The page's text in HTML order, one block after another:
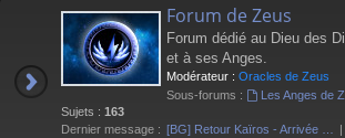
Forum de Zeus
Forum dédié au Dieu des
et à ses Anges.
Modérateur : Oracles de Zeus
Sous-forums :
Les Anges de
Sujets : 163
Dernier message : [BG] Retour Kaïros - Arrivée …